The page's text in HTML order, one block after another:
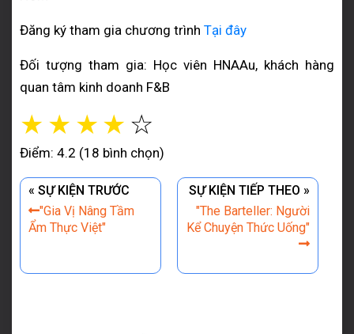
Đăng ký tham gia chương trình Tại đây
Đối tượng tham gia: Học viên HNAAu, khách hàng
quan tâm kinh doanh F&B
☆
☆
☆
☆
☆
Điểm: 4.2 (18 bình chọn)
« SỰ KIỆN TRƯỚC
"Gia Vị Nâng Tầm
Ẩm Thực Việt"
SỰ KIỆN TIẾP THEO »
"The Barteller: Người
Kể Chuyện Thức Uống"